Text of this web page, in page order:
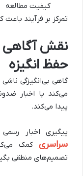
کیفیت مطالعه
تمرکز بر فرآیند
نقش آگاهی
حفظ انگیزه
گاهی بی‌انگیزگی
می‌کند یا اخبار
پیدا می‌کند.
پیگیری اخبار
سراسری کمک
تصمیم‌های منطقی